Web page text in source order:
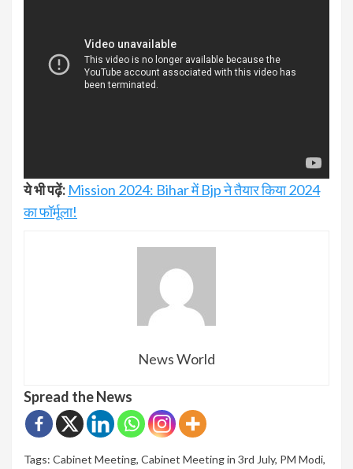
ये भी पढ़ें: Mission 2024: Bihar में Bjp ने तैयार किया 2024
का फॉर्मूला!
News World
Spread the News
Tags: Cabinet Meeting, Cabinet Meeting in 3rd July, PM Modi,